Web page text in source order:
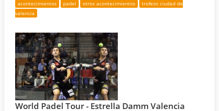
acontecimientos padel otros acontecimientos
trofeos ciudad de
valencia
World Padel Tour - Estrella Damm Valencia